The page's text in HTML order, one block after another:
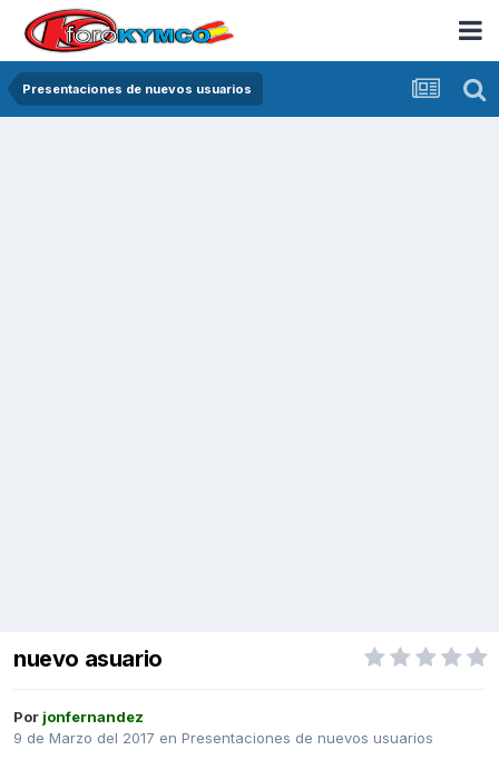
Presentaciones de nuevos usuarios
nuevo asuario
Por jonfernandez
9 de Marzo del 2017 en Presentaciones de nuevos usuarios